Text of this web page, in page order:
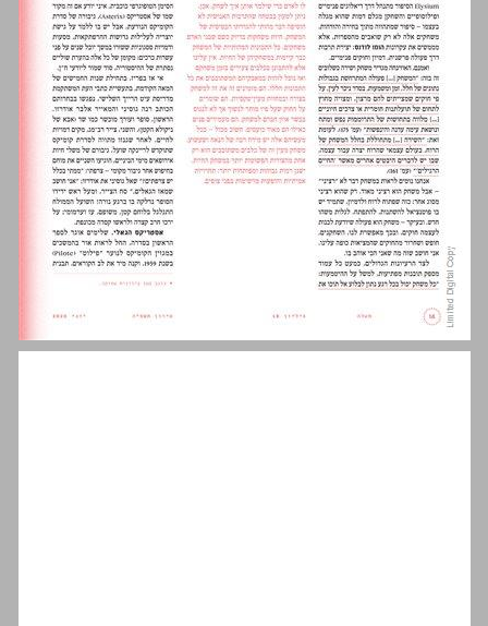
אסטריקס ודקדוקו ההיסטורי של קומיקס פיוטי ... 14